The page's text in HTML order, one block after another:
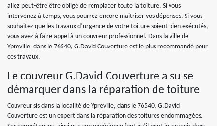
allez peut-être être obligé de remplacer toute la toiture. Si vous
intervenez à temps, vous pourrez encore maitriser vos dépenses. Si vous
souhaitez que les travaux d’urgence de votre toiture soient bien exécutés,
vous avez à faire appel à un couvreur professionnel. Dans la ville de
Ypreville, dans le 76540, G.David Couverture est le plus recommandé pour
ces travaux.
Le couvreur G.David Couverture a su se
démarquer dans la réparation de toiture
Couvreur sis dans la localité de Ypreville, dans le 76540, G.David
Couverture est un expert dans la réparation des toitures endommagées.